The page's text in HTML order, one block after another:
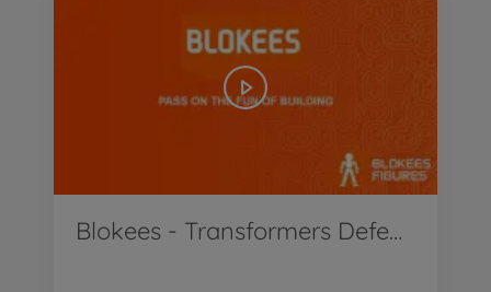
Blokees - Transformers Defender 02